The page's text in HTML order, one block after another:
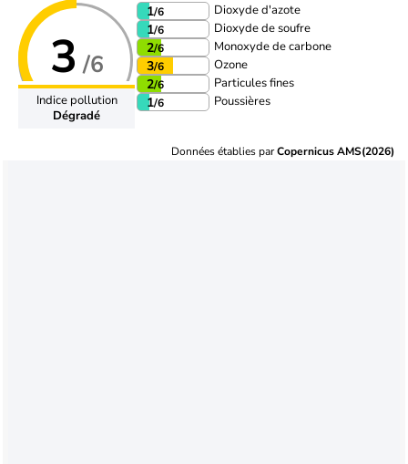
3 /6
Indice pollution
Dégradé
1/6 Dioxyde d'azote
1/6 Dioxyde de soufre
2/6 Monoxyde de carbone
3/6 Ozone
2/6 Particules fines
1/6 Poussières
Données établies parCopernicus AMS(2026)